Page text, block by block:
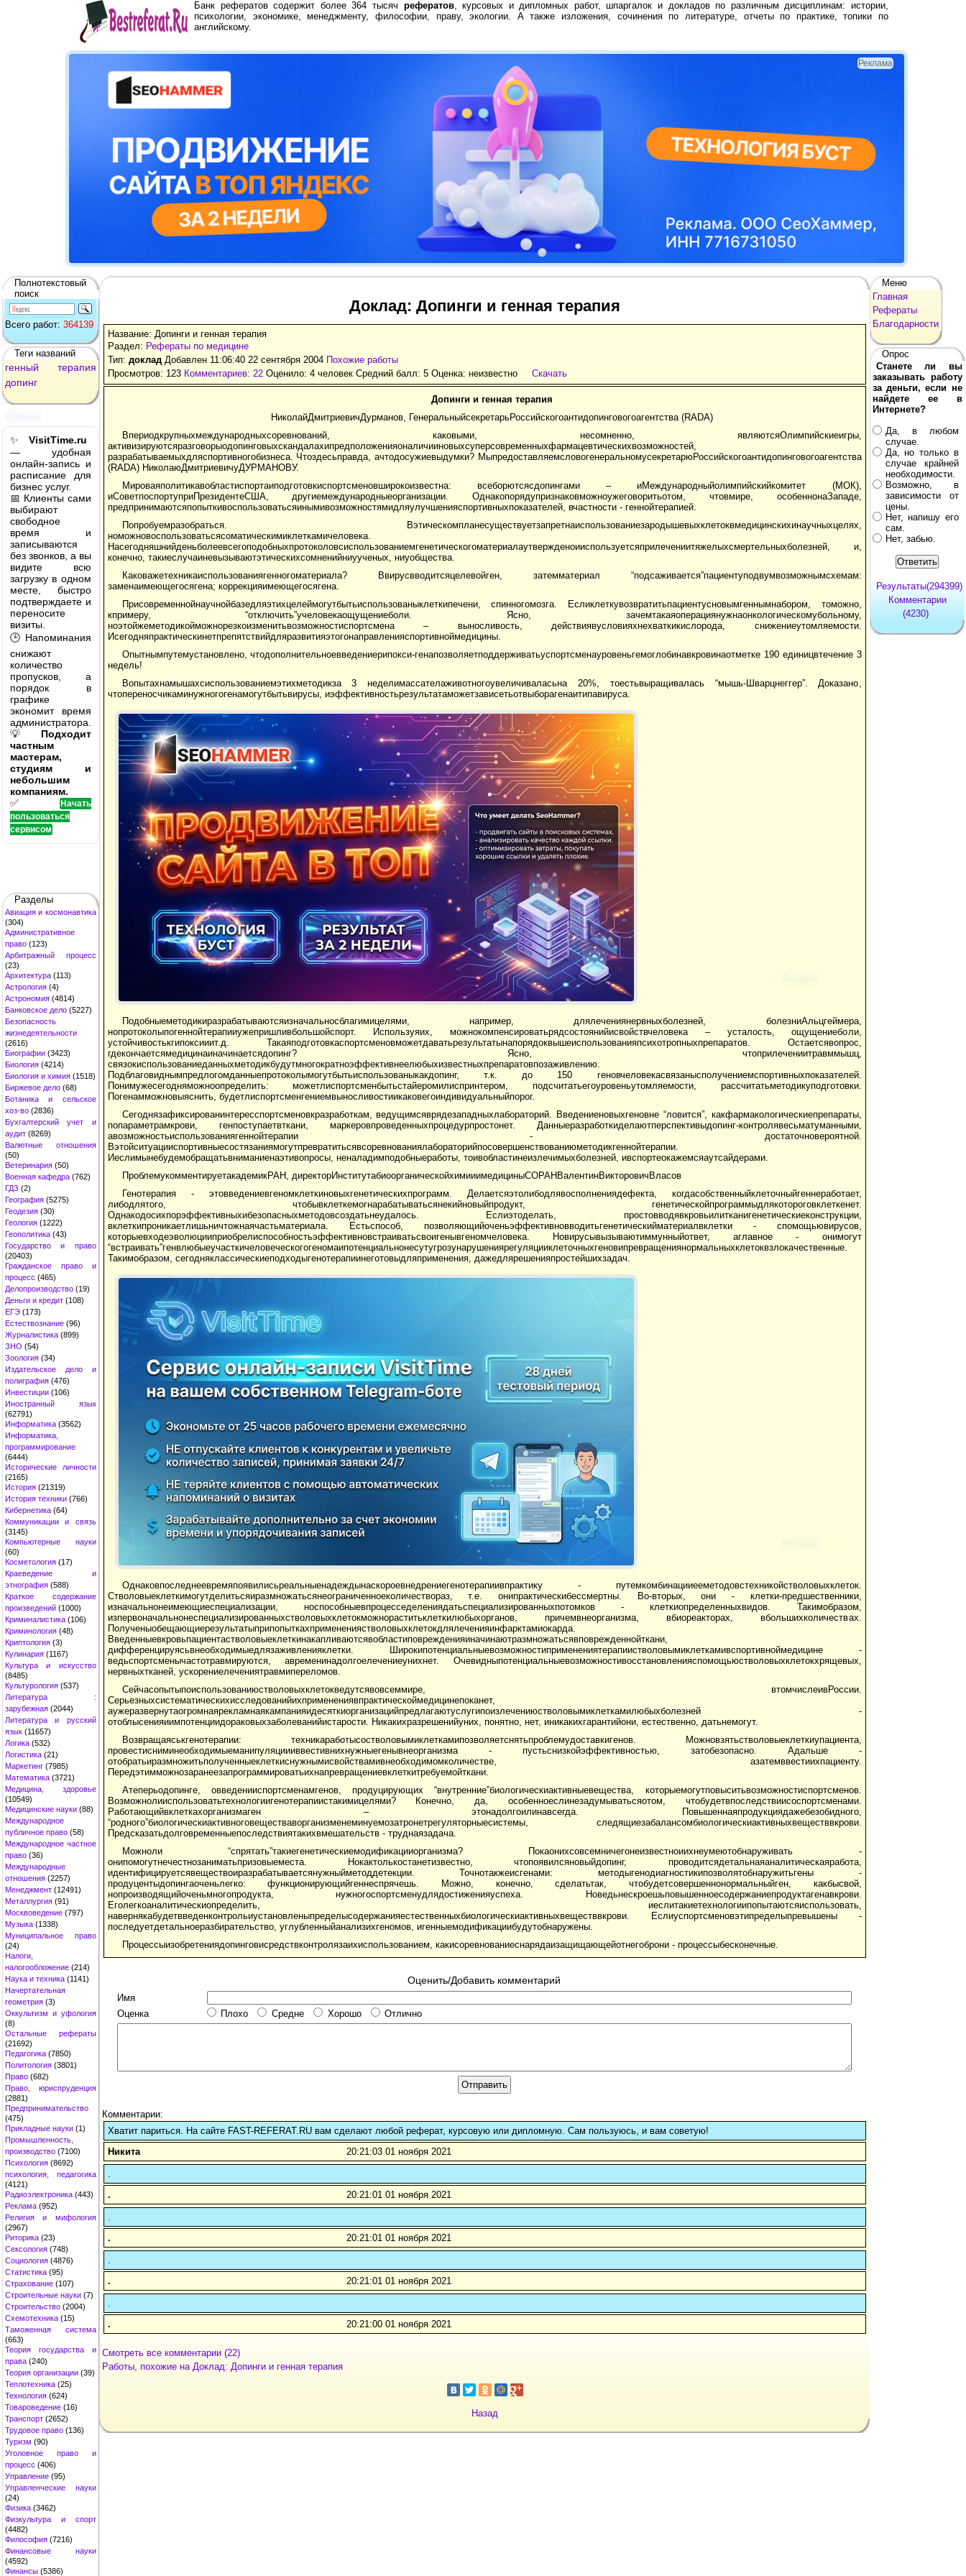
Банк рефератов содержит более 364 тысяч рефератов, курсовых и дипломных работ, шпаргалок и докладов по различным дисциплинам: истории,
психологии, экономике, менеджменту, философии, праву, экологии. А также изложения, сочинения по литературе, отчеты по практике, топики по
английскому.
Реклама
Полнотекстовый
поиск
Всего работ: 364139
Теги названий
генный
терапия
допинг
✨VisitTime.ru
— удобная
онлайн-запись и
расписание для
бизнес услуг.
📅 Клиенты сами
выбирают
свободное
время и
записываются
без звонков, а вы
видите всю
загрузку в одном
месте, быстро
подтверждаете и
переносите
визиты.
🕒 Напоминания
снижают
количество
пропусков, а
порядок в
графике
экономит время
администратора.
💡 Подходит
частным
мастерам,
студиям и
небольшим
компаниям.
✅
Начать
пользоваться
сервисом
Разделы
Авиация и космонавтика
(304)
Административное
право(123)
Арбитражный процесс
(23)
Архитектура(113)
Астрология(4)
Астрономия(4814)
Банковское дело(5227)
Безопасность
жизнедеятельности
(2616)
Биографии(3423)
Биология(4214)
Биология и химия(1518)
Биржевое дело(68)
Ботаника и сельское
хоз-во(2836)
Бухгалтерский учет и
аудит(8269)
Валютные отношения
(50)
Ветеринария(50)
Военная кафедра(762)
ГДЗ (2)
География(5275)
Геодезия(30)
Геология(1222)
Геополитика(43)
Государство и право
(20403)
Гражданское право и
процесс (465)
Делопроизводство(19)
Деньги и кредит(108)
ЕГЭ(173)
Естествознание(96)
Журналистика(899)
ЗНО (54)
Зоология(34)
Издательское дело и
полиграфия(476)
Инвестиции(106)
Иностранный язык
(62791)
Информатика(3562)
Информатика,
программирование
(6444)
Исторические личности
(2165)
История(21319)
История техники(766)
Кибернетика(64)
Коммуникации и связь
(3145)
Компьютерные науки
(60)
Косметология(17)
Краеведение и
этнография(588)
Краткое содержание
произведений(1000)
Криминалистика(106)
Криминология(48)
Криптология(3)
Кулинария(1167)
Культура и искусство
(8485)
Культурология(537)
Литература :
зарубежная(2044)
Литература и русский
язык(11657)
Логика(532)
Логистика(21)
Маркетинг(7985)
Математика(3721)
Медицина, здоровье
(10549)
Медицинские науки(88)
Международное
публичное право(58)
Международное частное
право(36)
Международные
отношения(2257)
Менеджмент(12491)
Металлургия(91)
Москвоведение(797)
Музыка(1338)
Муниципальное право
(24)
Налоги,
налогообложение(214)
Наука и техника(1141)
Начертательная
геометрия(3)
Оккультизм и уфология
(8)
Остальные рефераты
(21692)
Педагогика(7850)
Политология(3801)
Право(682)
Право, юриспруденция
(2881)
Предпринимательство
(475)
Прикладные науки(1)
Промышленность,
производство(7100)
Психология(8692)
психология, педагогика
(4121)
Радиоэлектроника(443)
Реклама(952)
Религия и мифология
(2967)
Риторика(23)
Сексология(748)
Социология(4876)
Статистика(95)
Страхование(107)
Строительные науки(7)
Строительство(2004)
Схемотехника(15)
Таможенная система
(663)
Теория государства и
права(240)
Теория организации(39)
Теплотехника(25)
Технология(624)
Товароведение(16)
Транспорт(2652)
Трудовое право(136)
Туризм (90)
Уголовное право и
процесс (406)
Управление(95)
Управленческие науки
(24)
Физика(3462)
Физкультура и спорт
(4482)
Философия(7216)
Финансовые науки
(4592)
Финансы(5386)
Доклад: Допинги и генная терапия
Название: Допинги и генная терапия
Раздел: Рефераты по медицине
Тип: докладДобавлен 11:06:40 22 сентября 2004 Похожие работы
Просмотров: 123 Комментариев: 22Оценило: 4 человек Средний балл: 5 Оценка: неизвестно Скачать
Допинги и генная терапия
НиколайДмитриевичДурманов, ГенеральныйсекретарьРоссийскогоантидопинговогоагентства (RADA)
Впериодкрупныхмеждународныхсоревнований, каковыми, несомненно, являютсяОлимпийскиеигры,
активизируютсяразговорыодопинговыхскандалахипредположенияоналичииновыхсуперсовременныхфармацевтическихвозможностей,
разрабатываемыхдляспортивногобизнеса. Чтоздесьправда, ачтодосужиевыдумки? МыпредоставляемсловогенеральномусекретарюРоссийскогоантидопинговогоагентства
(RADA) НиколаюДмитриевичуДУРМАНОВУ.
Мироваяполитикавобластиспортаиподготовкиспортсменовширокоизвестна: всеборютсясдопингами – иМеждународныйолимпийскийкомитет (МОК),
иСоветпоспортуприПрезидентеСША, другиемеждународныеорганизации. Однакопорядупризнаковможноужеговоритьотом, чтовмире, особеннонаЗападе,
предпринимаютсяпопыткивоспользоватьсяинымивозможностямидляулучшенияспортивныхпоказателей, вчастности - геннойтерапией.
Попробуемразобраться. Вэтическомпланесуществуетзапретнаиспользованиезародышевыхклетоквмедицинскихинаучныхцелях,
номожновоспользоватьсясоматическимиклеткамичеловека.
Насегодняшнийденьболеевсегоподобныхпротоколовсиспользованиемгенетическогоматериалаутвержденоииспользуетсяприлечениитяжелыхсмертельныхболезней, и,
конечно, такиеслучаиневызываютэтическихсомненийниуученых, ниуобщества.
Каковажетехникаиспользованиягенногоматериала? Ввирусвводитсяцелевойген, затемматериал “подсаживается”пациентуподвумвозможнымсхемам:
заменаимеющегосягена; коррекцияимеющегосягена.
Присовременнойнаучнойбазедляэтихцелеймогутбытьиспользованыклеткипечени, спинногомозга. Есликлеткувозвратитьпациентусновымгеннымнабором, томожно,
кпримеру, “отключить”учеловекаощущениеболи. Ясно, зачемтакаяоперациянужнаонкологическомубольному,
ноэтойжеметодикойможнорезкоизменитьвозможностиспортсмена – выносливость, действиявусловияхнехваткикислорода, снижениеутомляемости.
Исегодняпрактическинетпрепятствийдляразвитияэтогонаправленияспортивноймедицины.
Опытнымпутемустановлено, чтодополнительноевведениерипокси-генапозволяетподдерживатьуспортсменауровеньгемоглобинавкровинаотметке 190 единицвтечение 3
недель!
Вопытахнамышахсиспользованиемэтихметодикза 3 неделимассателаживотногоувеличиваласьна 20%, тоестьвыращивалась “мышь-Шварцнеггер”. Доказано,
чтопереносчикаминужногогенамогутбытьвирусы, иэффективностьрезультатаможетзависетьотвыборагенаитипавируса.
Подобныеметодикиразрабатываютсяизначальносблагимицелями, например, длялечениянервныхболезней, болезниАльцгеймера,
нопротоколыпогеннойтерапииужепришливбольшойспорт. Используяих, можнокомпенсироватьрядсостоянийисвойствчеловека – усталость, ощущениеболи,
устойчивостькгипоксииит.д. Такаяподготовкаспортсменовможетдаватьрезультатынапорядоквышеиспользованияпсихотропныхпрепаратов. Остаетсявопрос,
гдекончаетсямедицинаиначинаетсядопинг? Ясно, чтоприлечениитравммышц,
связокиспользованиеданныхметодикбудутмногократноэффективнеелюбыхизвестныхпрепаратовпозаживлению.
Подблаговиднымпредлогомданныепротоколымогутбытьиспользованыкакдопинг, т.к. до 150 геновчеловекасвязанысполучениемспортивныхпоказателей.
Понимужесегодняможноопределить: можетлиспортсменбытьстайеромилиспринтером, подсчитатьегоуровеньутомляемости, рассчитатьметодикуподготовки.
Погенамможновыяснить, будетлиспортсменгениемвыносливостиикаковегоиндивидуальныйпорог.
Сегоднязафиксированинтересспортсменовкразработкам, ведущимсяврядезападныхлабораторий. Введениеновыхгеновне “ловится”, какфармакологическиепрепараты,
попараметрамкрови, генпоступаетвткани, маркеровпроведенныхпроцедурпростонет. Данныеразработкиделаютперспективыдопинг-контролявесьматуманными,
авозможностьиспользованиягеннойтерапии - достаточновероятной.
Вэтойситуацииспортивныесостязаниямогутпревратитьсявсоревнованиялабораторийпосовершенствованиюметодикгеннойтерапии.
Иеслимынебудемобращатьвниманиенаэтивопросы, неналадимподобныеработы, тоивобластинеизлечимыхболезней, ивспортеокажемсяаутсайдерами.
ПроблемукомментируетакадемикРАН, директорИнститутабиоорганическойхимииимедициныСОРАНВалентинВикторовичВласов
Генотерапия - этовведениевгеномклеткиновыхгенетическихпрограмм. Делаетсяэтолибодлявосполнениядефекта, когдасобственныйклеточныйгеннеработает,
либодлятого, чтобывклеткемогнарабатыватьсянекийновыйпродукт, генетическойпрограммыдлякотороговклеткенет.
Однакодосихпорэффективныхибезопасныхметодовсоздатьнеудалось. Еслиэтоделать, простовводявкровьилитканигенетическиеконструкции,
вклеткипроникаетлишьничтожнаячастьматериала. Естьспособ, позволяющийоченьэффективновводитьгенетическийматериалвклетки - спомощьювирусов,
которыевходеэволюцииприобрелиспособностьэффективновстраиватьсвоигенывгеномчеловека. Новирусывызываютиммунныйответ, аглавное - онимогут
“встраивать”генвлюбыеучасткичеловеческогогеномаипотенциальнонесутугрозунарушениярегуляцииклеточныхгеновипревращениянормальныхклетоквзлокачественные.
Такимобразом, сегодняклассическиеподходыгенотерапиинеготовыдляприменения, дажедлярешенияпростейшихзадач.
Однаковпоследнеевремяпоявилисьреальныенадеждынаскороевнедрениегенотерапиивпрактику - путемкомбинацииееметодовстехникойстволовыхклеток.
Стволовыеклеткимогутделитьсяиразмножатьсянеограниченноеколичествораз, т.е. онипрактическибессмертны. Во-вторых, они - клетки-предшественники,
изначальнонеимеющиеспециализации, носпособныевпроцесседелениядатьспециализированныхпотомков - клеткиопределенныхвидов. Такимобразом,
изпервоначальнонеспециализированныхстволовыхклетокможнораститьклеткилюбыхорганов, причемвнеорганизма, вбиореакторах, вбольшихколичествах.
Полученыобещающиерезультатыприпопыткахприменениястволовыхклетокдлялеченияинфарктамиокарда.
Введенныевкровьпациентастволовыеклеткинакапливаютсявобластиповрежденияиначинаютразмножатьсявповрежденнойткани,
дифференцируясьвнеобходимыедлязаживленияклетки. Широкипотенциальныевозможностиприменениятерапиистволовымиклеткамивспортивноймедицине -
ведьспортсменычастотравмируются, авременинадолгоелечениеунихнет. Очевидныпотенциальныевозможностивосстановленияспомощьюстволовыхклетокхрящевых,
нервныхтканей, ускорениелечениятравмипереломов.
Сейчасопытыпоиспользованиюстволовыхклетокведутсявовсеммире, втомчислеивРоссии.
Серьезныхсистематическихисследованийихприменениявпрактическоймедицинепоканет,
аужеразвернутаогромнаярекламнаякампанияидесяткиорганизацийпредлагаютуслугипоизлечениюстволовымиклеткамилюбыхболезней -
отоблысенияиимпотенциидораковыхзаболеванийистарости. Никакихразрешенийуних, понятно, нет, иникакихгарантийони, естественно, датьнемогут.
Возвращаяськгенотерапии: техникаработысостволовымиклеткамипозволяетснятьпроблемудоставкигенов. Можновзятьстволовыеклеткиупациента,
провестисниминеобходимыеманипуляциииввестивнихнужныегенывнеорганизма - пустьснизкойэффективностью, затобезопасно. Адальше -
отобратьиразмножитьполученныеклеткиснужнымисвойствамивнеобходимомколичестве, азатемввестиихпациенту.
Передэтимможнозаранеезапрограммироватьихнапревращениевклеткитребуемойткани.
Атеперьодопинге, овведенииспортсменамгенов, продуцирующих “внутренние”биологическиактивныевещества, которыемогутповыситьвозможностиспортсменов.
Возможнолииспользоватьтехнологиигенотерапиистакимицелями? Конечно, да, особенноеслинезадумыватьсяотом, чтобудетвпоследствиисоспортсменами.
Работающийвклеткахорганизмаген – этонадолгоилинавсегда. Повышеннаяпродукциядажебезобидного,
“родного”биологическиактивноговеществаворганизменеминуемозатронетрегуляторныесистемы, следящиезабалансомбиологическиактивныхвеществвкрови.
Предсказатьдолговременныепоследствиятакихвмешательств - труднаязадача.
Можноли “спрятать”такиегенетическиемодификацииорганизма? Покаонихсовсемничегонеизвестноиихнеумеютобнаруживать -
онипомогутнечестнозаниматьпризовыеместа. Нокактолькостанетизвестно, чтопоявилсяновыйдопинг, проводитсядетальнаяаналитическаяработа,
идентифицируетсявеществоиразрабатываетсянужныйметоддетекции. Точнотакжеисгенами: методыгенодиагностикипозволятобнаружитьгены -
продуцентыдопингаоченьлегко: функционирующийгеннеспрячешь. Можно, конечно, сделатьтак, чтобудетсовершеннонормальныйген, какбысвой,
нопроизводящийоченьмногопродукта, нужногоспортсменудлядостиженияуспеха. Новедьнескроешьповышенноесодержаниепродуктагенавкрови.
Еголегкоаналитическиопределить, иеслитакиетехнологиипопытаютсяиспользовать,
навернякабудетвведенконтрольиустановленыпределысодержанияестественныхбиологическиактивныхвеществвкрови. Еслиуспортсменовэтипределыпревышены -
последуетдетальноеразбирательство, углубленныйанализихгеномов, игенныемодификациибудутобнаружены.
Процессыизобретениядопинговисредствконтролязаихиспользованием, какисоревнованиеснарядаизащищающейотнегоброни - процессыбесконечные.
Оценить/Добавить комментарий
Имя
Оценка
Плохо Средне Хорошо Отлично
Комментарии:
Хватит париться. На сайте FAST-REFERAT.RU вам сделают любой реферат, курсовую или дипломную. Сам пользуюсь, и вам советую!
Никита
20:21:03 01 ноября 2021
.
20:21:01 01 ноября 2021
.
20:21:01 01 ноября 2021
.
20:21:01 01 ноября 2021
.
20:21:00 01 ноября 2021
Смотреть все комментарии (22)
Работы, похожие на Доклад: Допинги и генная терапия
Назад
Меню
Главная
Рефераты
Благодарности
Опрос
Станете ли вы
заказывать работу
за деньги, если не
найдете ее в
Интернете?
Да, в любом
случае.
Да, но только в
случае крайней
необходимости.
Возможно, в
зависимости от
цены.
Нет, напишу его
сам.
Нет, забью.
Результаты(294399)
Комментарии
(4230)